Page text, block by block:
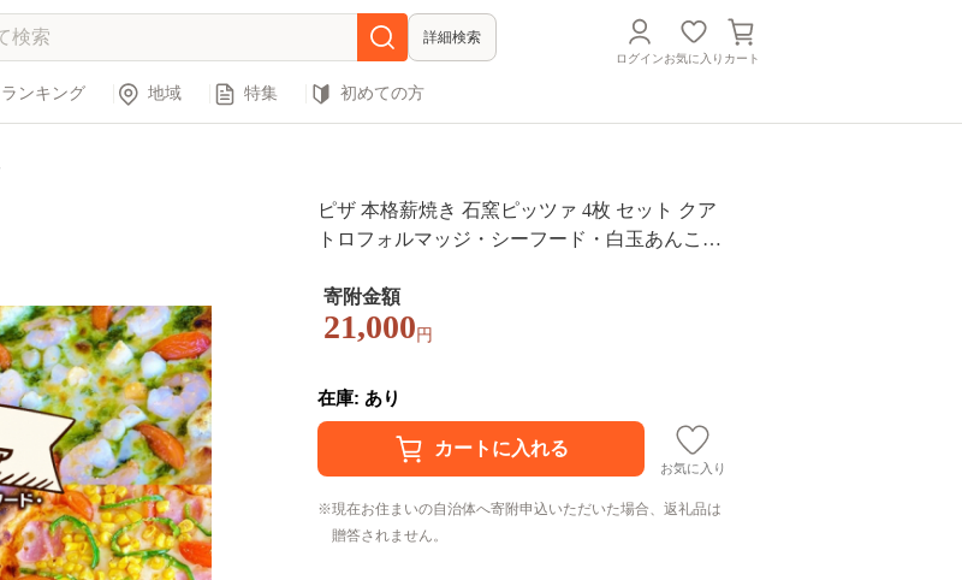
詳細検索
ログインお気に入り カート
ランキング 地域 特集 初めての方
ピザ 本格薪焼き 石窯ピッツァ 4枚 セット クア
トロフォルマッジ・シーフード・白玉あんこ・
離島
寄附金額
21,000 円
在庫: あり
お気に入り
現在お住まいの自治体へ寄附申込いただいた場合、返礼品は
贈答されません。